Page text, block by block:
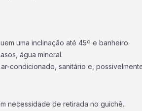
uma inclinação até 45º e banheiro.
água mineral.
condicionado, sanitário e,
necessidade de retirada no guichê.